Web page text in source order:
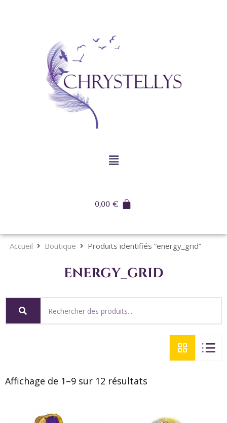
0,00€
Accueil Boutique Produits identifiés “energy_grid”
energy_grid
Affichage de 1–9 sur 12 résultats